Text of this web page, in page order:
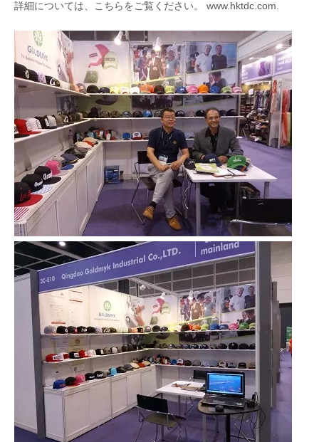
詳細については、こちらをご覧ください。 www.hktdc.com